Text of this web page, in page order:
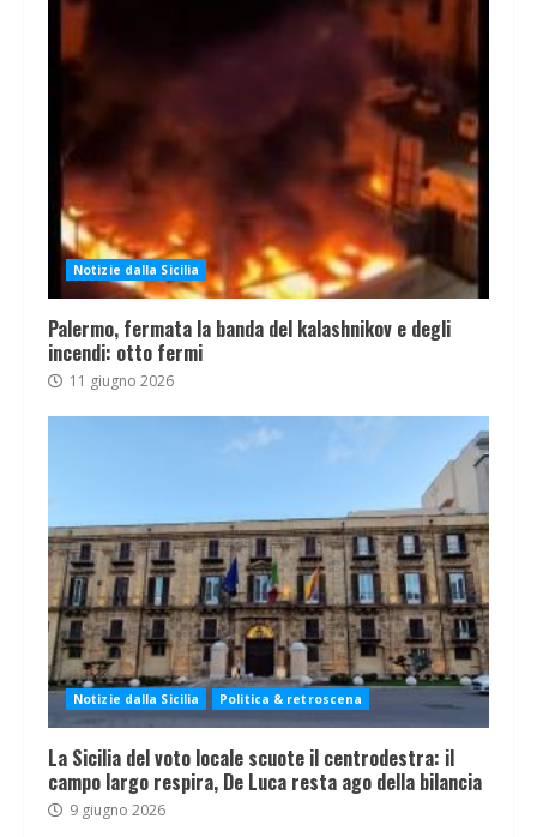
Notizie dalla Sicilia
Palermo, fermata la banda del kalashnikov e degli
incendi: otto fermi
11 giugno 2026
Notizie dalla Sicilia Politica & retroscena
La Sicilia del voto locale scuote il centrodestra: il
campo largo respira, De Luca resta ago della bilancia
9 giugno 2026